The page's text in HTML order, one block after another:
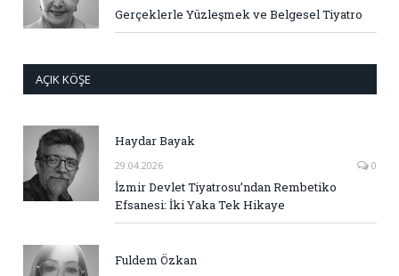
Gerçeklerle Yüzleşmek ve Belgesel Tiyatro
AÇIK KÖŞE
Haydar Bayak
29.04.2026 0
İzmir Devlet Tiyatrosu’ndan Rembetiko
Efsanesi: İki Yaka Tek Hikaye
Fuldem Özkan